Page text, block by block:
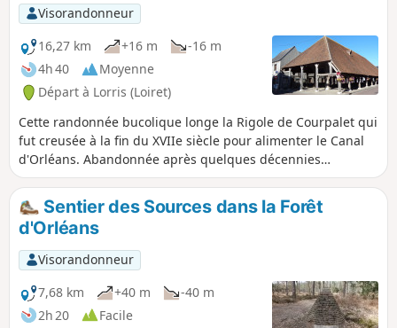
Visorandonneur
16,27 km
+16 m
-16 m
4h 40
Moyenne
Départ à Lorris (Loiret)
Cette randonnée bucolique longe la Rigole de Courpalet qui
fut creusée à la fin du XVIIe siècle pour alimenter le Canal
d'Orléans. Abandonnée après quelques décennies
d'exploitation elle abrite depuis trois siècles de nombreux
animaux sauvages qui viennent s'y abreuver ainsi qu'une
grande variété d'oiseaux. Le parcours se termine par la
vieille ville de Lorris avec sa halle, son église et son hôtel de
ville.
Sentier des Sources dans la Forêt
d'Orléans
Visorandonneur
7,68 km
+40 m
-40 m
2h 20
Facile